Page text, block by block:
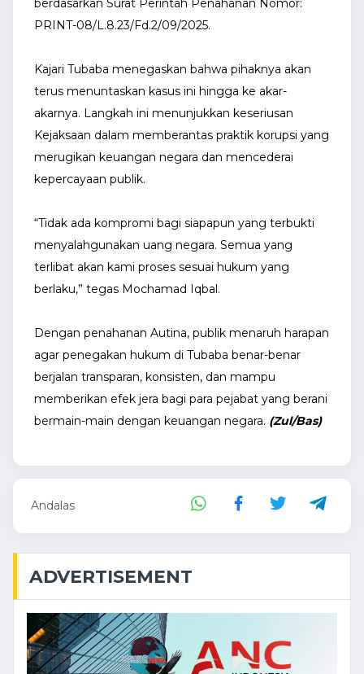
berdasarkan Surat Perintah Penahanan Nomor:
PRINT-08/L.8.23/Fd.2/09/2025.
Kajari Tubaba menegaskan bahwa pihaknya akan
terus menuntaskan kasus ini hingga ke akar-
akarnya. Langkah ini menunjukkan keseriusan
Kejaksaan dalam memberantas praktik korupsi yang
merugikan keuangan negara dan mencederai
kepercayaan publik.
“Tidak ada kompromi bagi siapapun yang terbukti
menyalahgunakan uang negara. Semua yang
terlibat akan kami proses sesuai hukum yang
berlaku,” tegas Mochamad Iqbal.
Dengan penahanan Autina, publik menaruh harapan
agar penegakan hukum di Tubaba benar-benar
berjalan transparan, konsisten, dan mampu
memberikan efek jera bagi para pejabat yang berani
bermain-main dengan keuangan negara. (Zul/Bas)
Andalas
ADVERTISEMENT